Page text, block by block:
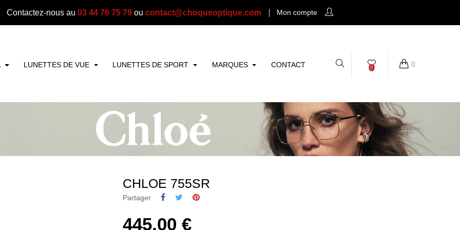
Contactez-nous au 03 44 76 75 79 ou contact@choqueoptique.com Mon compte
LUNETTES DE VUE LUNETTES DE SPORT MARQUES CONTACT 0 0
CHLOE 755SR
Partager
445,00 €